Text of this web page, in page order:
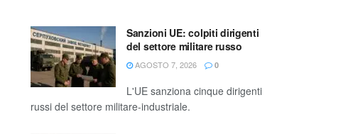
Sanzioni UE: colpiti dirigenti
del settore militare russo
AGOSTO 7, 2026 0
L'UE sanziona cinque dirigenti
russi del settore militare-industriale.